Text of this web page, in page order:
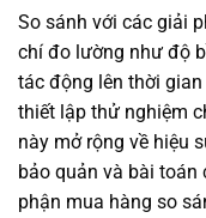
So sánh với các giải
chí đo lường như độ
tác động lên thời
thiết lập thử nghiệm
này mở rộng về hiệu
bảo quản và bài toán
phận mua hàng so